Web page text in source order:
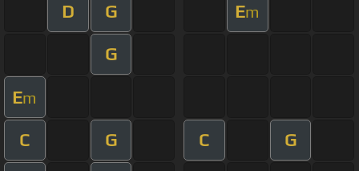
D G Em
G
Em
C G C G